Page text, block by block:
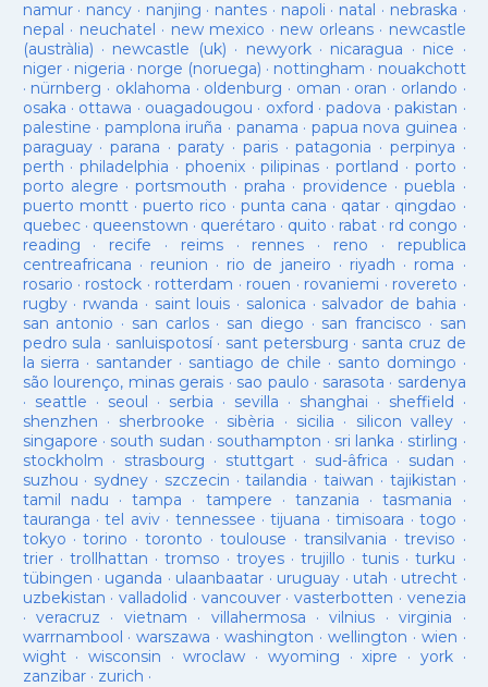
namur· nancy · nanjing · nantes · napoli · natal · nebraska ·
nepal · neuchatel · new mexico · new orleans· newcastle
(austràlia) · newcastle (uk) · newyork· nicaragua · nice ·
niger· nigeria · norge (noruega) · nottingham · nouakchott
· nürnberg · oklahoma · oldenburg · oman · oran · orlando ·
osaka · ottawa · ouagadougou · oxford ·padova ·pakistan ·
palestine · pamplona iruña · panama · papua nova guinea ·
paraguay· parana ·paraty · paris·patagonia · perpinya ·
perth ·philadelphia · phoenix·pilipinas ·portland · porto ·
porto alegre ·portsmouth ·praha · providence ·puebla ·
puerto montt· puerto rico ·punta cana · qatar · qingdao ·
quebec· queenstown · querétaro · quito · rabat · rd congo ·
reading · recife · reims· rennes · reno · republica
centreafricana · reunion · rio de janeiro · riyadh · roma ·
rosario · rostock · rotterdam · rouen · rovaniemi · rovereto ·
rugby· rwanda · saint louis · salonica · salvador de bahia ·
san antonio · san carlos· san diego · san francisco · san
pedro sula · sanluispotosí· sant petersburg · santa cruz de
la sierra · santander · santiago de chile · santo domingo ·
são lourenço, minas gerais · sao paulo · sarasota · sardenya
· seattle · seoul · serbia · sevilla · shanghai · sheffield ·
shenzhen · sherbrooke · sibèria · sicilia · silicon valley ·
singapore · south sudan · southampton · sri lanka · stirling ·
stockholm · strasbourg · stuttgart· sud-âfrica · sudan ·
suzhou · sydney · szczecin ·tailandia ·taiwan · tajikistan ·
tamil nadu ·tampa · tampere · tanzania ·tasmania ·
tauranga ·tel aviv· tennessee ·tijuana ·timisoara ·togo ·
tokyo ·torino ·toronto ·toulouse ·transilvania ·treviso ·
trier· trollhattan · tromso · troyes·trujillo ·tunis ·turku ·
tübingen · uganda · ulaanbaatar · uruguay · utah · utrecht ·
uzbekistan · valladolid · vancouver· vasterbotten · venezia
· veracruz · vietnam · villahermosa ·vilnius ·virginia ·
warrnambool ·warszawa ·washington · wellington · wien ·
wight· wisconsin ·wroclaw · wyoming ·xipre · york·
zanzibar· zurich ·